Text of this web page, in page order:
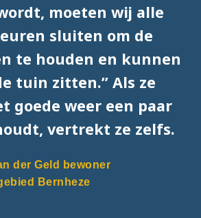
moeten wij alle
sluiten om de
te houden en kunnen
tuin zitten.” Als ze
goede weer een paar
vertrekt ze zelfs.
der Geld bewoner
Bernheze